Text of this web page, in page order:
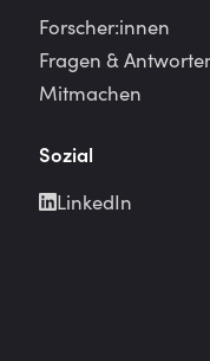
Forscher:innen
Fragen &
Mitmachen
Sozial
LinkedIn